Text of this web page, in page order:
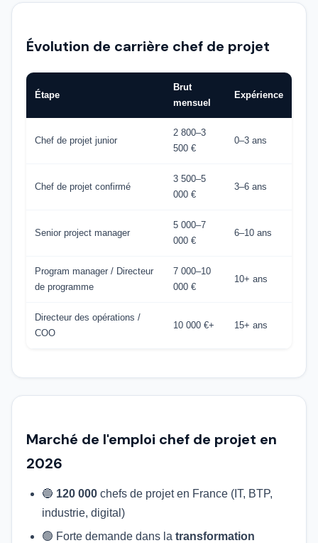
Évolution de carrière chef de projet
Étape
Brut
mensuel
Expérience
Chef de projet junior
2 800–3
500 €
0–3 ans
Chef de projet confirmé
3 500–5
000 €
3–6 ans
Senior project manager
5 000–7
000 €
6–10 ans
Program manager / Directeur
de programme
7 000–10
000 €
10+ ans
Directeur des opérations /
COO
10 000 €+ 15+ ans
Marché de l'emploi chef de projet en
2026
🔵 120 000 chefs de projet en France (IT, BTP,
industrie, digital)
🟢 Forte demande dans la transformation